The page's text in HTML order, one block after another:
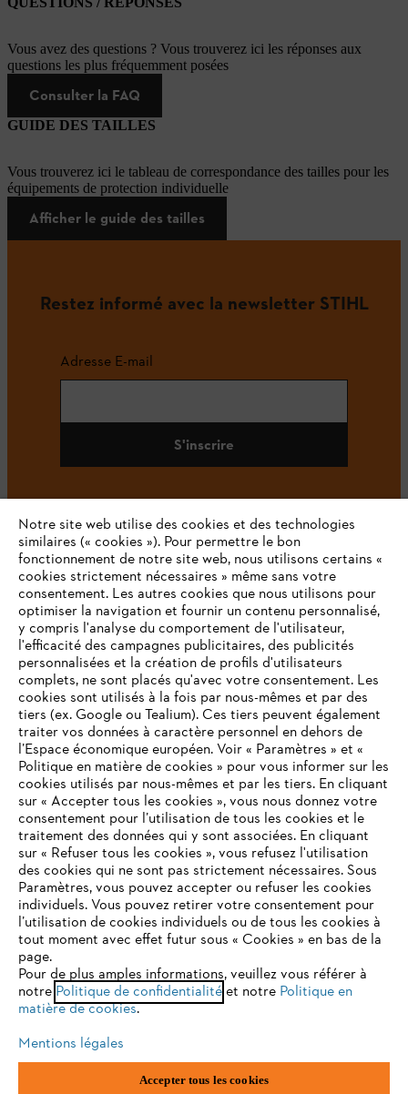
Vous avez des questions ? Vous trouverez ici les réponses aux
questions les plus fréquemment posées
Consulter la FAQ
GUIDE DES TAILLES
Vous trouverez ici le tableau de correspondance des tailles pour les
équipements de protection individuelle
Afficher le guide des tailles
Restez informé avec la newsletter STIHL
Adresse E-mail
S'inscrire
#STIHL
L'Entreprise
STIHL FAQ
Contact
Politique de protection des données
Mentions légales Utilisation des cookies
ANDREAS STIHL NV, Veurtstraat 117, 2870 Puurs-Sint-Amands,
VOTRE NAVIGATEUR INTERNET
N'EST PLUS PRIS EN CHARGE
Vous utilisez un navigateur Internet que nous ne prenons plus
en charge, et certaines fonctionnalités de notre site ne
peuvent fonctionner correctement. Pour une utilisation
optimale de notre site, nous vous recommandons de passer à
l'un des navigateurs suivants :
firefox chrome
Notre site web utilise des cookies et des technologies
similaires (« cookies »). Pour permettre le bon
fonctionnement de notre site web, nous utilisons certains «
cookies strictement nécessaires » même sans votre
consentement. Les autres cookies que nous utilisons pour
optimiser la navigation et fournir un contenu personnalisé,
y compris l'analyse du comportement de l'utilisateur,
l'efficacité des campagnes publicitaires, des publicités
personnalisées et la création de profils d'utilisateurs
complets, ne sont placés qu'avec votre consentement. Les
cookies sont utilisés à la fois par nous-mêmes et par des
tiers (ex. Google ou Tealium). Ces tiers peuvent également
traiter vos données à caractère personnel en dehors de
l’Espace économique européen. Voir « Paramètres » et «
Politique en matière de cookies » pour vous informer sur les
cookies utilisés par nous-mêmes et par les tiers. En cliquant
sur « Accepter tous les cookies », vous nous donnez votre
consentement pour l’utilisation de tous les cookies et le
traitement des données qui y sont associées. En cliquant
sur « Refuser tous les cookies », vous refusez l'utilisation
des cookies qui ne sont pas strictement nécessaires. Sous
Paramètres, vous pouvez accepter ou refuser les cookies
individuels. Vous pouvez retirer votre consentement pour
l’utilisation de cookies individuels ou de tous les cookies à
tout moment avec effet futur sous « Cookies » en bas de la
page.
Pour de plus amples informations, veuillez vous référer à
notre Politique de confidentialitéet notre Politique en
matière de cookies.
Mentions légales
Accepter tous les cookies